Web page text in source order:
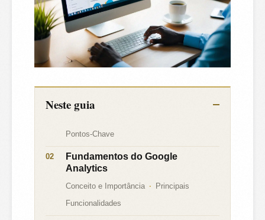
Neste guia
Pontos-Chave
Fundamentos do Google
Analytics
Conceito e Importância
Principais
Funcionalidades